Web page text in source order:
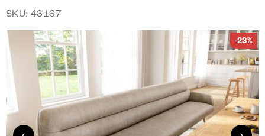
SKU: 43167
-23%